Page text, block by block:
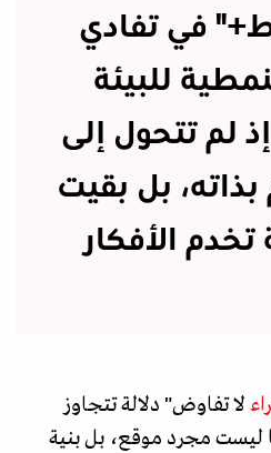
في تفادي
للبيئة
لم تتحول إلى
بل بقيت
الأفكار
لا تفاوض" دلالة تتجاوز
ليست مجرد موقع، بل بنية